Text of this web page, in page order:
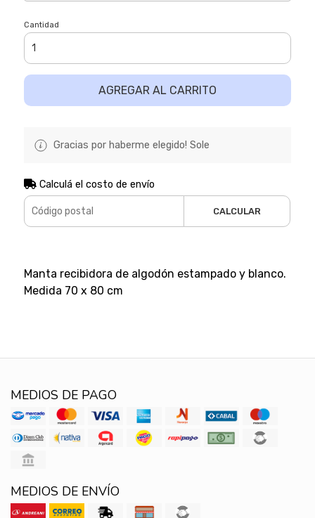
Cantidad
AGREGAR AL CARRITO
Gracias por haberme elegido! Sole
Calculá el costo de envío
CALCULAR
Manta recibidora de algodón estampado y blanco.
Medida 70 x 80 cm
MEDIOS DE PAGO
MEDIOS DE ENVÍO